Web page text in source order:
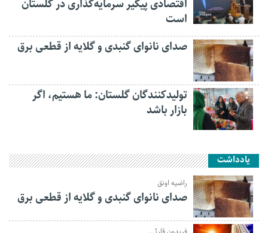
اقتصادی پیگیر سرمایه‌گذاری در گلستان
است
صدای نانوای گنبدی و گلایه از قطعی برق
تولیدکنندگان گلستان: ما هستیم، اگر
بازار باشد
یادداشت
راضیه اونق
صدای نانوای گنبدی و گلایه از قطعی برق